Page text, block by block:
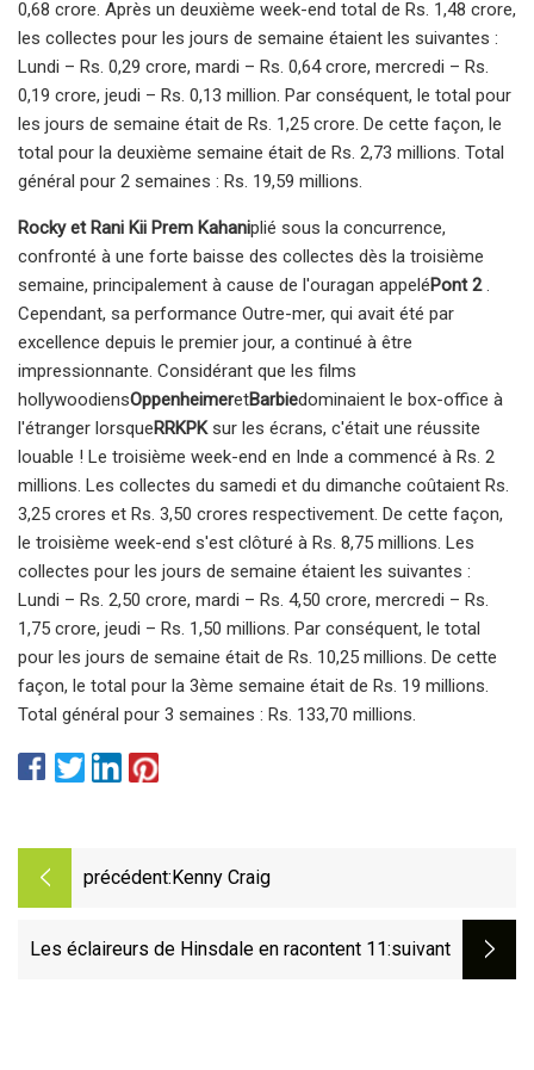
0,68 crore. Après un deuxième week-end total de Rs. 1,48 crore,
les collectes pour les jours de semaine étaient les suivantes :
Lundi – Rs. 0,29 crore, mardi – Rs. 0,64 crore, mercredi – Rs.
0,19 crore, jeudi – Rs. 0,13 million. Par conséquent, le total pour
les jours de semaine était de Rs. 1,25 crore. De cette façon, le
total pour la deuxième semaine était de Rs. 2,73 millions. Total
général pour 2 semaines : Rs. 19,59 millions.
Rocky et Rani Kii Prem Kahaniplié sous la concurrence,
confronté à une forte baisse des collectes dès la troisième
semaine, principalement à cause de l'ouragan appeléPont 2.
Cependant, sa performance Outre-mer, qui avait été par
excellence depuis le premier jour, a continué à être
impressionnante. Considérant que les films
hollywoodiensOppenheimeretBarbiedominaient le box-office à
l'étranger lorsqueRRKPKsur les écrans, c'était une réussite
louable ! Le troisième week-end en Inde a commencé à Rs. 2
millions. Les collectes du samedi et du dimanche coûtaient Rs.
3,25 crores et Rs. 3,50 crores respectivement. De cette façon,
le troisième week-end s'est clôturé à Rs. 8,75 millions. Les
collectes pour les jours de semaine étaient les suivantes :
Lundi – Rs. 2,50 crore, mardi – Rs. 4,50 crore, mercredi – Rs.
1,75 crore, jeudi – Rs. 1,50 millions. Par conséquent, le total
pour les jours de semaine était de Rs. 10,25 millions. De cette
façon, le total pour la 3ème semaine était de Rs. 19 millions.
Total général pour 3 semaines : Rs. 133,70 millions.
précédent: Kenny Craig
Les éclaireurs de Hinsdale en racontent 11:suivant